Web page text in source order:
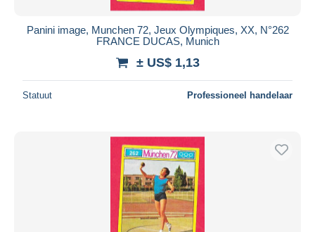
Panini image, Munchen 72, Jeux Olympiques, XX, N°262
FRANCE DUCAS, Munich
± US$ 1,13
Statuut Professioneel handelaar